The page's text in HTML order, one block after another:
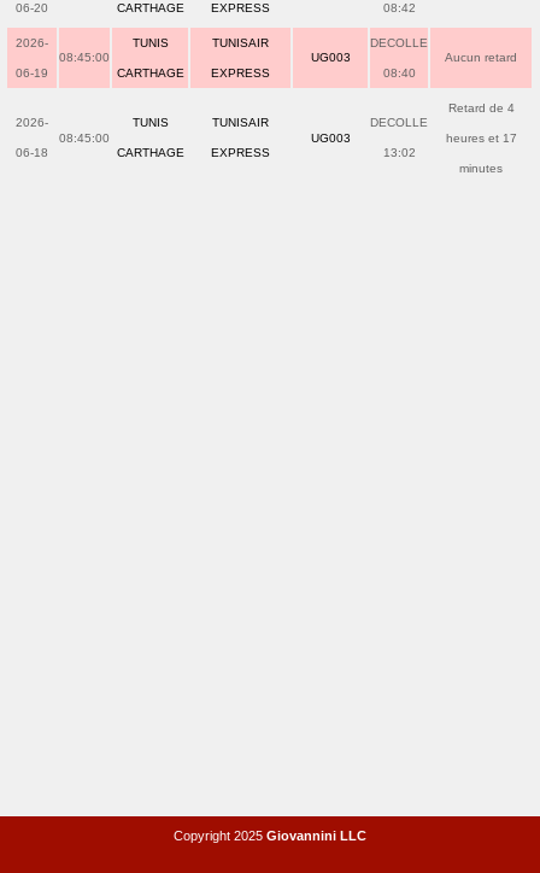
06-20 CARTHAGE EXPRESS 08:42
2026-
06-19
08:45:00
TUNIS
CARTHAGE
TUNISAIR
EXPRESS
UG003
DECOLLE
08:40
Aucun retard
2026-
06-18
08:45:00
TUNIS
CARTHAGE
TUNISAIR
EXPRESS
UG003
DECOLLE
13:02
Retard de 4
heures et 17
minutes
Copyright 2025 Giovannini LLC